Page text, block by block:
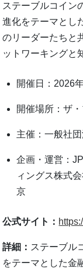
ステーブルコイン
進化をテーマとし
のリーダーたちと
ットワーキングと
開催日：2026
開催場所：ザ
主催：一般社
企画・運営：
ィングス株式
京
公式サイト：
詳細： ステーブル
をテーマとした金